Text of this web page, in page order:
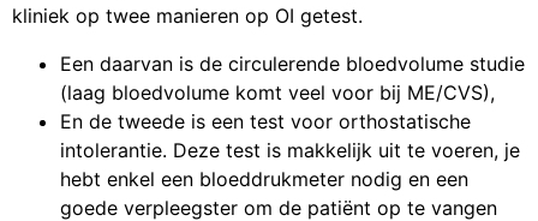
kliniek op twee manieren op OI getest.
Een daarvan is de circulerende bloedvolume studie
(laag bloedvolume komt veel voor bij ME/CVS),
En de tweede is een test voor orthostatische
intolerantie. Deze test is makkelijk uit te voeren, je
hebt enkel een bloeddrukmeter nodig en een
goede verpleegster om de patiënt op te vangen